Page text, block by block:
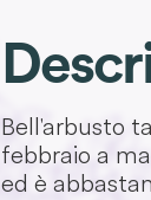
Bell'arbusto
febbraio a
ed è